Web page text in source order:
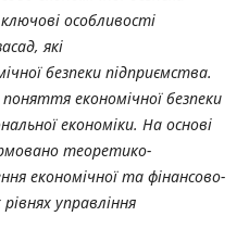
особливості
які
безпеки підприємства.
економічної безпеки
економіки. На основі
теоретико-
економічної та фінансово-
управління